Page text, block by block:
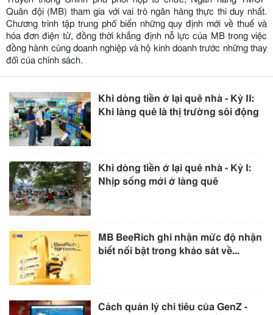
Quân đội (MB) tham gia với vai trò ngân hàng thực thi duy nhất.
Chương trình tập trung phổ biến những quy định mới về thuế và
hóa đơn điện tử, đồng thời khẳng định nỗ lực của MB trong việc
đồng hành cùng doanh nghiệp và hộ kinh doanh trước những thay
đổi của chính sách.
Khi dòng tiền ở lại quê nhà - Kỳ II:
Khi làng quê là thị trường sôi động
Khi dòng tiền ở lại quê nhà - Kỳ I:
Nhịp sống mới ở làng quê
MB BeeRich ghi nhận mức độ nhận
biết nổi bật trong khảo sát về...
Cách quản lý chi tiêu của GenZ -